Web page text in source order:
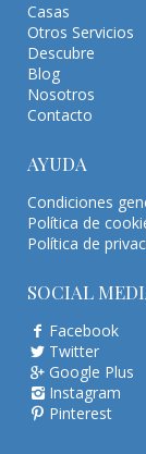
Casas
Otros Servicios
Descubre
Blog
Nosotros
Contacto
AYUDA
Condiciones
Política de
Política de
SOCIAL
Facebook
Twitter
Google Plus
Instagram
Pinterest